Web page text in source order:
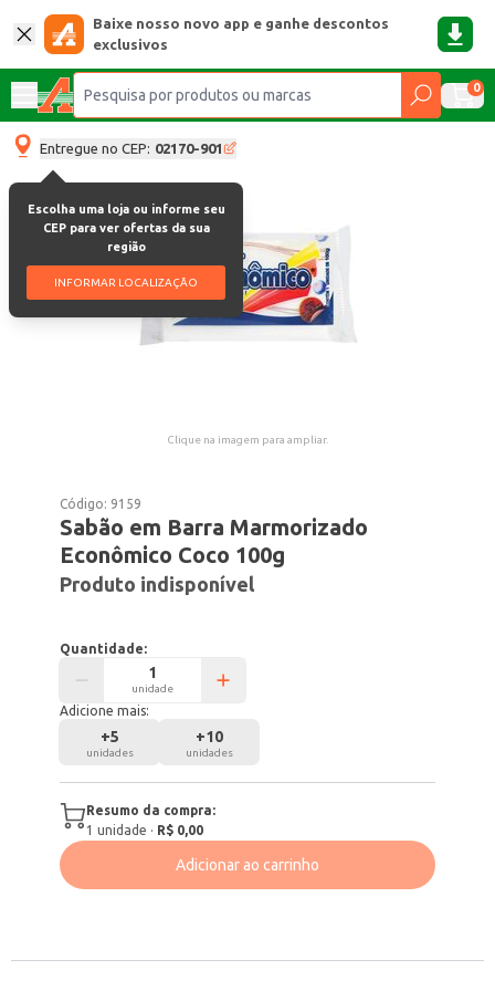
Baixe nosso novo app e ganhe descontos
exclusivos
0
Entregue no CEP: 02170-901
Escolha uma loja ou informe seu
CEP para ver ofertas da sua
região
INFORMAR LOCALIZAÇÃO
Clique na imagem para ampliar.
Código: 9159
Sabão em Barra Marmorizado
Econômico Coco 100g
Produto indisponível
Quantidade:
unidade
Adicione mais:
+5
unidades
+10
unidades
Resumo da compra:
1 unidade · R$ 0,00
Adicionar ao carrinho